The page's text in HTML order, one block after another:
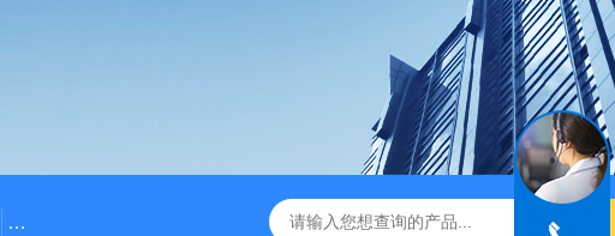
FLY-1型风量仪 BHC-1300IIA/B3生物安全柜哪家好 SW-CJ-